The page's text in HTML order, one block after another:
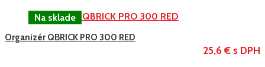
Organizér QBRICK PRO 300 RED
25,6 € s DPH